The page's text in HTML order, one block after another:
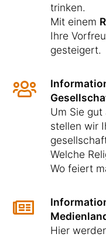
trinken.
Mit einem
Ihre
gesteigert.
Um Sie
stellen wir
Welche
Wo feiert
Hier